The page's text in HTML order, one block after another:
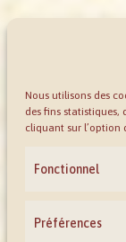
Nous utilisons des
des fins statistiques,
cliquant sur l’option
Fonctionnel
Préférences